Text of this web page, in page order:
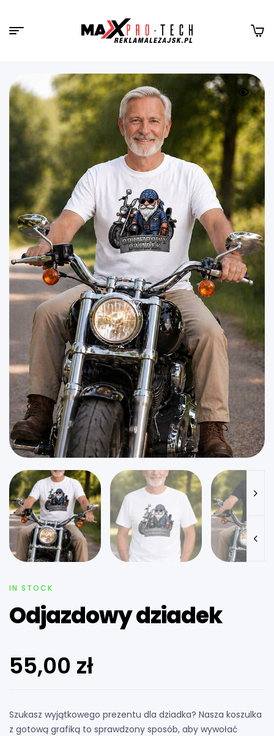
IN STOCK
Odjazdowy dziadek
55,00 zł
Szukasz wyjątkowego prezentu dla dziadka? Nasza koszulka
z gotową grafiką to sprawdzony sposób, aby wywołać